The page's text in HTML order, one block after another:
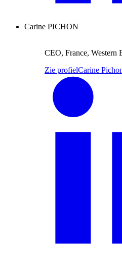
Carine PICHON
CEO, France, Western
Zie profielCarine